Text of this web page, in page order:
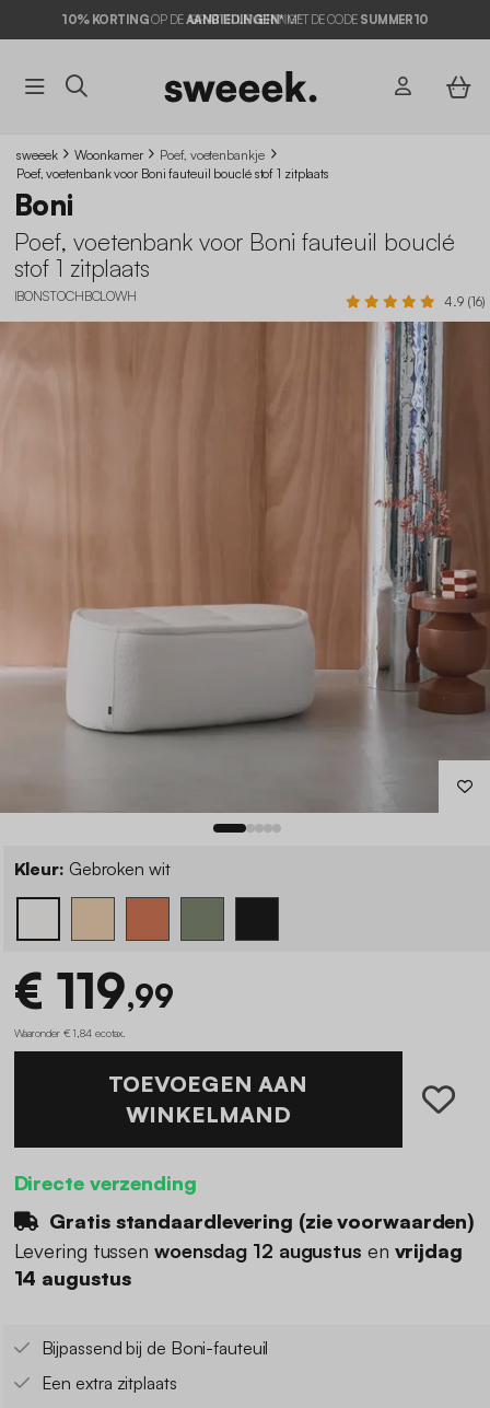
10% KORTINGOP DEAANBIEDINGEN*MET DE CODE SUMMER10
sweeek Woonkamer
Poef, voetenbankje
Poef, voetenbank voor Boni fauteuil bouclé stof 1 zitplaats
Boni
Poef, voetenbank voor Boni fauteuil bouclé
stof 1 zitplaats
IBONSTOCHBCLOWH 4.9 (16)
Kleur: Gebroken wit
€ 119,99
Waaronder € 1,84 ecotax
TOEVOEGEN AAN
WINKELMAND
Directe verzending
Gratis standaardlevering (zie voorwaarden)
Levering tussen woensdag 12 augustus en vrijdag
14 augustus
Bijpassend bij de Boni-fauteuil
Een extra zitplaats